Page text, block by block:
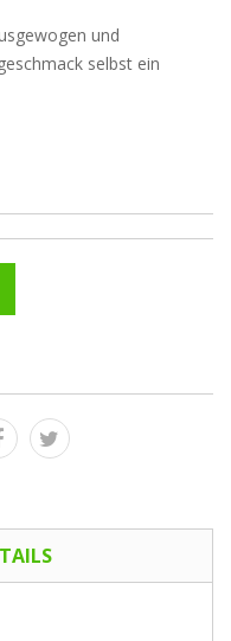
und
selbst ein